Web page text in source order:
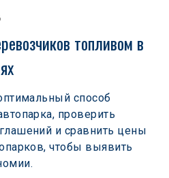
топливом в
способ
проверить
и сравнить цены
чтобы выявить